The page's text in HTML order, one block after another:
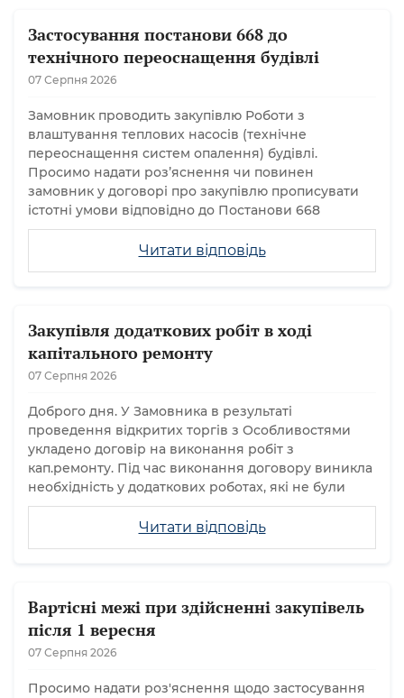
Застосування постанови 668 до
технічного переоснащення будівлі
07 Серпня 2026
Читати відповідь
Замовник проводить закупівлю Роботи з
влаштування теплових насосів (технічне
переоснащення систем опалення) будівлі.
Просимо надати розʼяснення чи повинен
замовник у договорі про закупівлю прописувати
істотні умови відповідно до Постанови 668
Закупівля додаткових робіт в ході
капітального ремонту
07 Серпня 2026
Читати відповідь
Доброго дня. У Замовника в результаті
проведення відкритих торгів з Особливостями
укладено договір на виконання робіт з
кап.ремонту. Під час виконання договору виникла
необхідність у додаткових роботах, які не були
Вартісні межі при здійсненні закупівель
після 1 вересня
07 Серпня 2026
Просимо надати роз'яснення щодо застосування